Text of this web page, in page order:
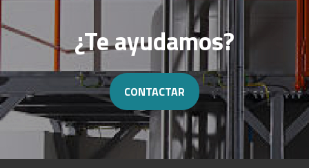
¿Te ayudamos?
CONTACTAR